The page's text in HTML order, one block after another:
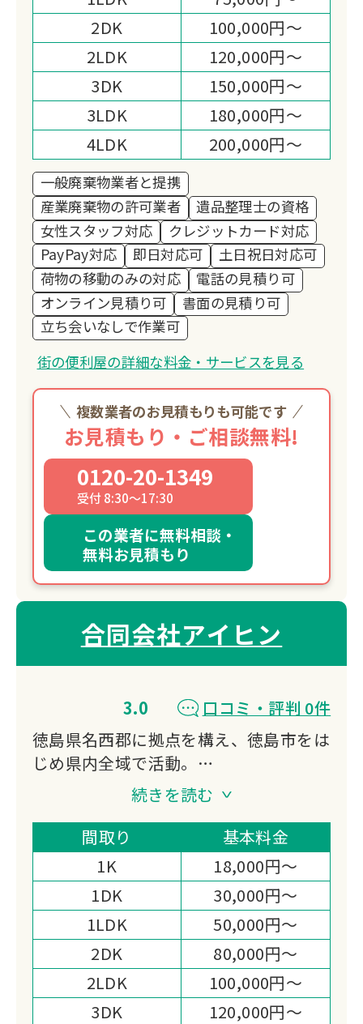
2DK
100,000円～
2LDK
120,000円～
3DK
150,000円～
3LDK
180,000円～
4LDK
200,000円～
一般廃棄物業者と提携
産業廃棄物の許可業者
遺品整理士の資格
女性スタッフ対応
クレジットカード対応
PayPay対応
即日対応可
土日祝日対応可
荷物の移動のみの対応
電話の見積り可
オンライン見積り可
書面の見積り可
立ち会いなしで作業可
街の便利屋の詳細な料金・サービスを見る
複数業者のお見積もりも可能です
お見積もり・ご相談無料!
0120-20-1349
受付 8:30～17:30
この業者に無料相談・
無料お見積もり
合同会社アイヒン
3.0
口コミ・評判 0件
徳島県名西郡に拠点を構え、徳島市をは
じめ県内全域で活動。
遺品整理・生前整理から草刈りまで幅広
某医療施設での遺品整理士経験を持つ代
表と介護職経験のあるスタッフが、お客
様の立場に寄り添い丁寧にサポートしま
す。
続きを読む
間取り
基本料金
1K
18,000円～
1DK
30,000円～
1LDK
50,000円～
2DK
80,000円～
2LDK
100,000円～
3DK
120,000円～